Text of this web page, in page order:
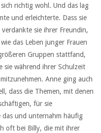
richtig wohl. Und das lag
und erleichterte. Dass sie
sie ihrer Freundin,
das Leben junger Frauen
Gruppen stattfand,
sie während ihrer Schulzeit
Anne ging auch
dass die Themen, mit denen
für sie
und unternahm häufig
oft bei Billy, die mit ihrer